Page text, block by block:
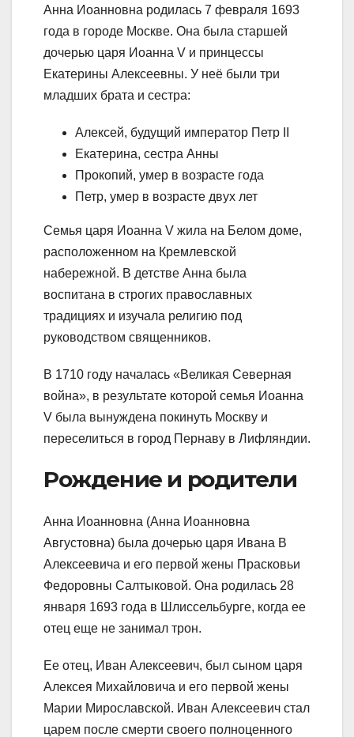
Анна Иоанновна родилась 7 февраля 1693
года в городе Москве. Она была старшей
дочерью царя Иоанна V и принцессы
Екатерины Алексеевны. У неё были три
младших брата и сестра:
Алексей, будущий император Петр II
Екатерина, сестра Анны
Прокопий, умер в возрасте года
Петр, умер в возрасте двух лет
Семья царя Иоанна V жила на Белом доме,
расположенном на Кремлевской
набережной. В детстве Анна была
воспитана в строгих православных
традициях и изучала религию под
руководством священников.
В 1710 году началась «Великая Северная
война», в результате которой семья Иоанна
V была вынуждена покинуть Москву и
переселиться в город Пернаву в Лифляндии.
Рождение и родители
Анна Иоанновна (Анна Иоанновна
Августовна) была дочерью царя Ивана В
Алексеевича и его первой жены Прасковьи
Федоровны Салтыковой. Она родилась 28
января 1693 года в Шлиссельбурге, когда ее
отец еще не занимал трон.
Ее отец, Иван Алексеевич, был сыном царя
Алексея Михайловича и его первой жены
Марии Мирославской. Иван Алексеевич стал
царем после смерти своего полноценного